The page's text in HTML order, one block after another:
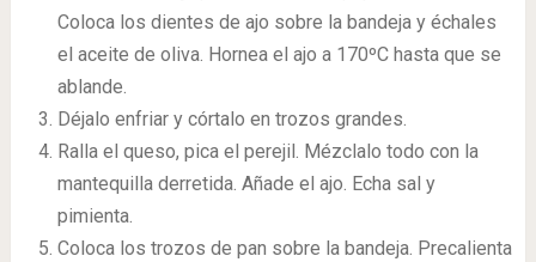
Coloca los dientes de ajo sobre la bandeja y échales
el aceite de oliva. Hornea el ajo a 170ºC hasta que se
ablande.
Déjalo enfriar y córtalo en trozos grandes.
Ralla el queso, pica el perejil. Mézclalo todo con la
mantequilla derretida. Añade el ajo. Echa sal y
pimienta.
Coloca los trozos de pan sobre la bandeja. Precalienta